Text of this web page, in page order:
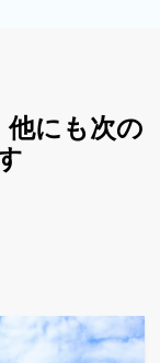
他にも次の